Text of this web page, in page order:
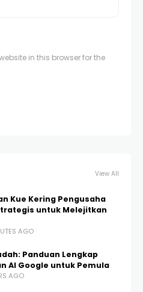
in this browser for the
View All
Kue Kering Pengusaha
untuk Melejitkan
AGO
Panduan Lengkap
AI Google untuk Pemula
AGO